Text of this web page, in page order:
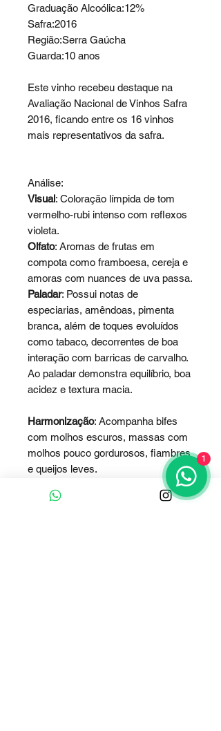
Graduação Alcoólica:12%
Safra:2016
Região:Serra Gaúcha
Guarda:10 anos
Este vinho recebeu destaque na
Avaliação Nacional de Vinhos Safra
2016, ficando entre os 16 vinhos
mais representativos da safra.
Análise:
Visual: Coloração límpida de tom
vermelho-rubi intenso com reflexos
violeta.
Olfato: Aromas de frutas em
compota como framboesa, cereja e
amoras com nuances de uva passa.
Paladar: Possui notas de
especiarias, amêndoas, pimenta
branca, além de toques evoluídos
como tabaco, decorrentes de boa
interação com barricas de carvalho.
Ao paladar demonstra equilíbrio, boa
acidez e textura macia.
Harmonização: Acompanha bifes
com molhos escuros, massas com
molhos pouco gordurosos, fiambres
e queijos leves.
Temperatura ideal
1